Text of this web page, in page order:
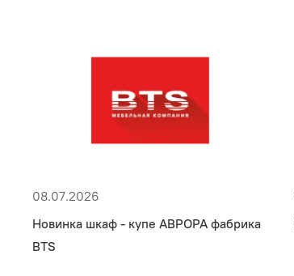
08.07.2026
Новинка шкаф - купе АВРОРА фабрика
BTS